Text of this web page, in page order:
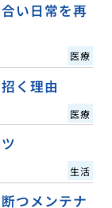
い日常を再
医療
く理由
医療
生活
つメンテナ